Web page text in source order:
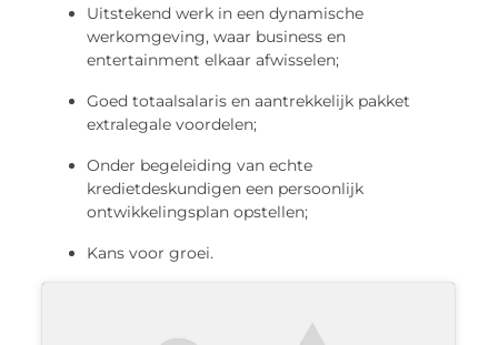
Uitstekend werk in een dynamische
werkomgeving, waar business en
entertainment elkaar afwisselen;
Goed totaalsalaris en aantrekkelijk pakket
extralegale voordelen;
Onder begeleiding van echte
kredietdeskundigen een persoonlijk
ontwikkelingsplan opstellen;
Kans voor groei.